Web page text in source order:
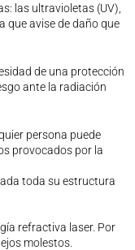
las ultravioletas (UV),
que avise de daño que
de una protección
ante la radiación
persona puede
provocados por la
toda su estructura
refractiva laser. Por
molestos.